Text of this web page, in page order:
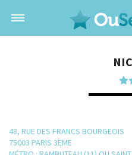
48, RUE DES FRANCS BOURGEOIS
75003 PARIS 3EME